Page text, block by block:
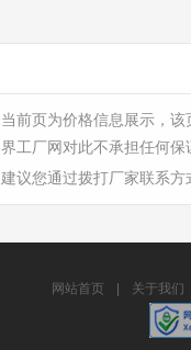
当前页为价格信息展示，
界工厂网对此不承担任何保
建议您通过拨打厂家联系
网站首页 关于我们